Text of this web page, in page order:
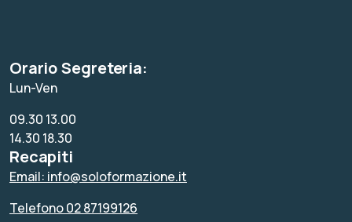
Orario Segreteria:
Lun-Ven
09.30 13.00
14.30 18.30
Recapiti
Email: info@soloformazione.it
Telefono 02 87199126